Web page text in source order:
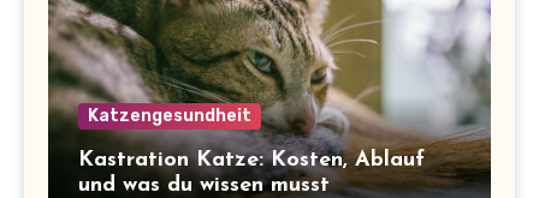
Katzengesundheit
Kastration Katze: Kosten, Ablauf
und was du wissen musst